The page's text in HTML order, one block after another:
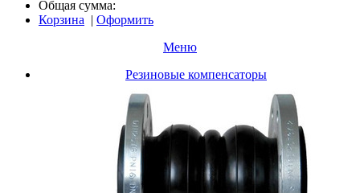
Общая сумма:
Корзина | Оформить
Меню
Резиновые компенсаторы